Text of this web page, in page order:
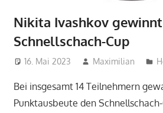
Nikita Ivashkov
Schnellschach-Cup
16. Mai 2023 Maximilian
Bei insgesamt 14 Teilnehmern
Punktausbeute den